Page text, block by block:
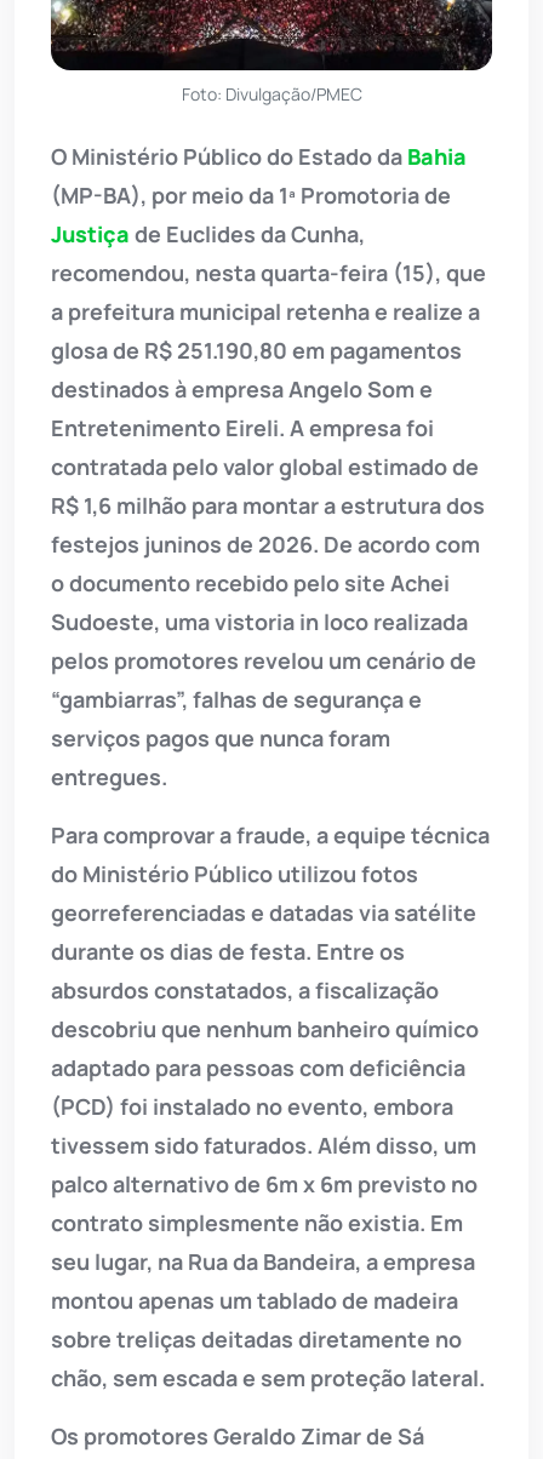
Foto: Divulgação/PMEC
O Ministério Público do Estado da Bahia
(MP-BA), por meio da 1ª Promotoria de
Justiça de Euclides da Cunha,
recomendou, nesta quarta-feira (15), que
a prefeitura municipal retenha e realize a
glosa de R$ 251.190,80 em pagamentos
destinados à empresa Angelo Som e
Entretenimento Eireli. A empresa foi
contratada pelo valor global estimado de
R$ 1,6 milhão para montar a estrutura dos
festejos juninos de 2026. De acordo com
o documento recebido pelo site Achei
Sudoeste, uma vistoria in loco realizada
pelos promotores revelou um cenário de
“gambiarras”, falhas de segurança e
serviços pagos que nunca foram
entregues.
Para comprovar a fraude, a equipe técnica
do Ministério Público utilizou fotos
georreferenciadas e datadas via satélite
durante os dias de festa. Entre os
absurdos constatados, a fiscalização
descobriu que nenhum banheiro químico
adaptado para pessoas com deficiência
(PCD) foi instalado no evento, embora
tivessem sido faturados. Além disso, um
palco alternativo de 6m x 6m previsto no
contrato simplesmente não existia. Em
seu lugar, na Rua da Bandeira, a empresa
montou apenas um tablado de madeira
sobre treliças deitadas diretamente no
chão, sem escada e sem proteção lateral.
Os promotores Geraldo Zimar de Sá